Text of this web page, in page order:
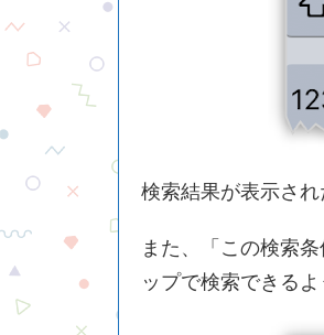
検索結果が表示さ
また、「この検索
ップで検索できるよ